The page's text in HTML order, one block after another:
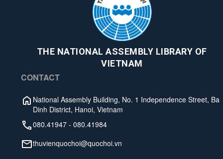
THE NATIONAL ASSEMBLY LIBRARY OF
VIETNAM
CONTACT
National Assembly Building, No. 1 Independence Street, Ba
Dinh District, Hanoi, Vietnam
080.41947 - 080.41984
thuvienquochoi@quochoi.vn